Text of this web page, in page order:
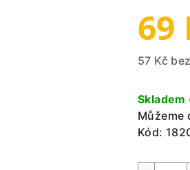
69
57 Kč
cena:
Skladem
Můžeme
Kód: